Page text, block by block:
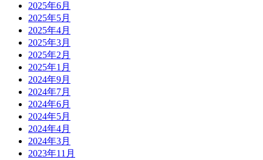
2025年6月
2025年5月
2025年4月
2025年3月
2025年2月
2025年1月
2024年9月
2024年7月
2024年6月
2024年5月
2024年4月
2024年3月
2023年11月